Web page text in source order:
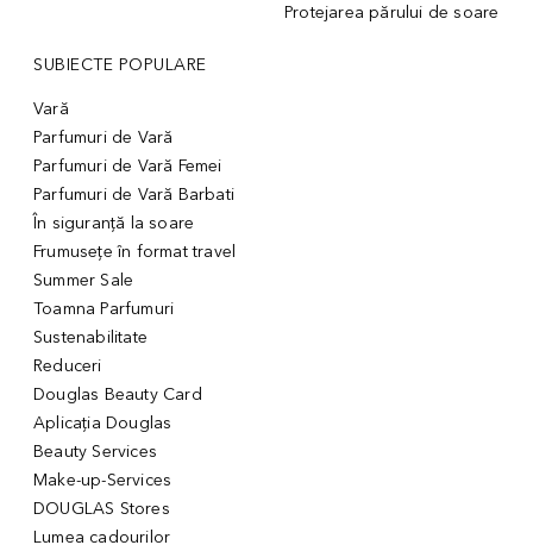
Protejarea părului de soare
SUBIECTE POPULARE
Vară
Parfumuri de Vară
Parfumuri de Vară Femei
Parfumuri de Vară Barbati
În siguranță la soare
Frumusețe în format travel
Summer Sale
Toamna Parfumuri
Sustenabilitate
Reduceri
Douglas Beauty Card
Aplicația Douglas
Beauty Services
Make-up-Services
DOUGLAS Stores
Lumea cadourilor